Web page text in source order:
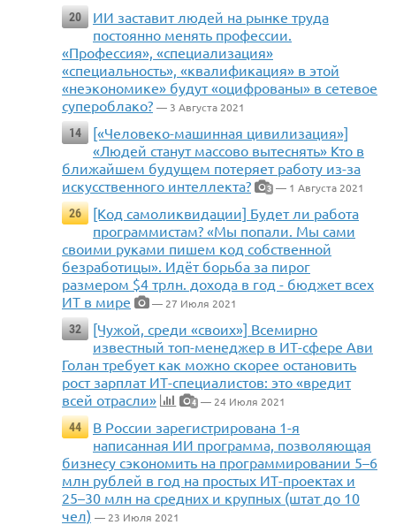
20
ИИ заставит людей на рынке труда
постоянно менять профессии.
«Профессия», «специализация»
«специальность», «квалификация» в этой
«неэкономике» будут «оцифрованы» в сетевое
супероблако? — 3 Августа 2021
14
[«Человеко-машинная цивилизация»]
«Людей станут массово вытеснять» Кто в
ближайшем будущем потеряет работу из-за
искусственного интеллекта?
3 — 1 Августа 2021
26
[Код самоликвидации] Будет ли работа
программистам? «Мы попали. Мы сами
своими руками пишем код собственной
безработицы». Идёт борьба за пирог
размером $4 трлн. дохода в год - бюджет всех
ИТ в мире
— 27 Июля 2021
32
[Чужой, среди «своих»] Всемирно
известный топ-менеджер в ИТ-сфере Ави
Голан требует как можно скорее остановить
рост зарплат ИТ-специалистов: это «вредит
всей отрасли»
4 — 24 Июля 2021
44
В России зарегистрирована 1-я
написанная ИИ программа, позволяющая
бизнесу сэкономить на программировании 5–6
млн рублей в год на простых ИТ-проектах и
25–30 млн на средних и крупных (штат до 10
чел) — 23 Июля 2021